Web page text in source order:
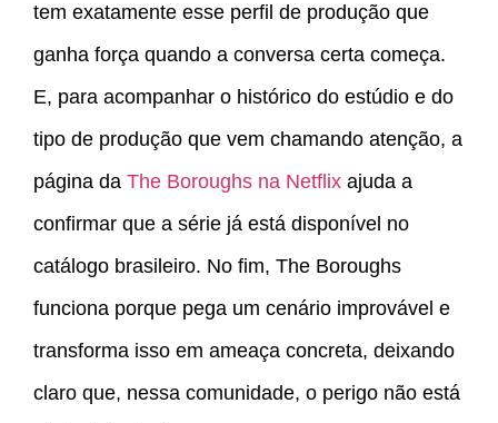
tem exatamente esse perfil de produção que
ganha força quando a conversa certa começa.
E, para acompanhar o histórico do estúdio e do
tipo de produção que vem chamando atenção, a
página da The Boroughs na Netflix ajuda a
confirmar que a série já está disponível no
catálogo brasileiro. No fim, The Boroughs
funciona porque pega um cenário improvável e
transforma isso em ameaça concreta, deixando
claro que, nessa comunidade, o perigo não está